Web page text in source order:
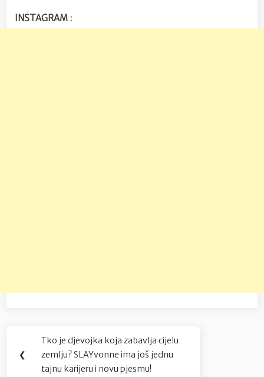
INSTAGRAM :
Navigacija
objava
❮
Previous
Post:
Tko je djevojka koja zabavlja cijelu
zemlju? SLAYvonne ima još jednu
tajnu karijeru i novu pjesmu!